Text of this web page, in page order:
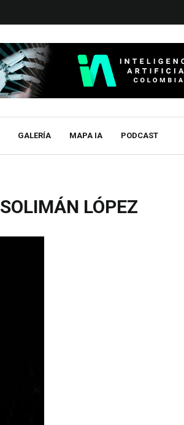
GALERÍA MAPA IA PODCAST
SOLIMÁN LÓPEZ